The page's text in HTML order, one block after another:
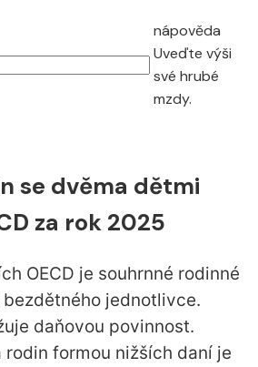
nápověda
Uveďte výši
své hrubé
mzdy.
se dvěma dětmi
za rok 2025
OECD je souhrnné rodinné
jednotlivce.
daňovou povinnost.
rodin formou nižších daní je